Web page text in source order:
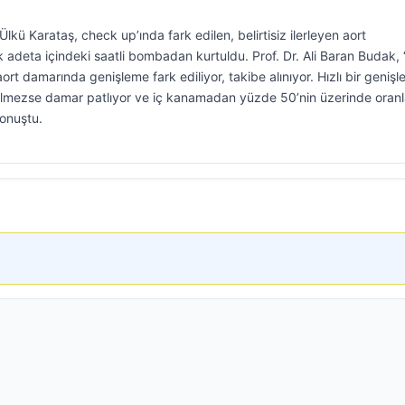
Karataş, check up’ında fark edilen, belirtisiz ilerleyen aort
içindeki saatli bombadan kurtuldu. Prof. Dr. Ali Baran Budak,
damarında genişleme fark ediliyor, takibe alınıyor. Hızlı bir
damar patlıyor ve iç kanamadan yüzde 50’nin üzerinde